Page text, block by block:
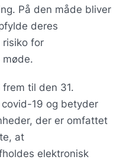
På den måde bliver
deres
for
møde.
til den 31.
19 og betyder
der er omfattet
at
elektronisk